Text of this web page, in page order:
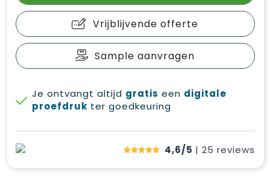
Vrijblijvende offerte
Sample aanvragen
Je ontvangt altijd gratis een digitale
proefdruk ter goedkeuring
4,6/5 | 25 reviews